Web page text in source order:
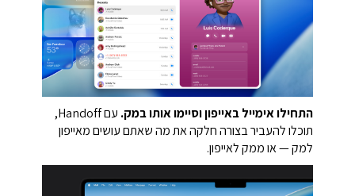
התחילו אימייל באייפון וסיימו אותו במק.
עם Handoff,
תוכלו להעביר בצורה חלקה את מה שאתם עושים מאייפון
למק — או ממק לאייפון.